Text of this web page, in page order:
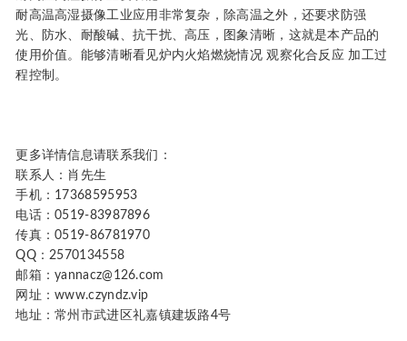
耐高温高湿摄像工业应用非常复杂，除高温之外，还要求防强
光、防水、耐酸碱、抗干扰、高压，图象清晰，这就是本产品的
使用价值。能够清晰看见炉内火焰燃烧情况 观察化合反应 加工过
程控制。
更多详情信息请联系我们：
联系人：肖先生
手机：17368595953
电话：0519-83987896
传真：0519-86781970
QQ：2570134558
邮箱：yannacz@126.com
网址：www.czyndz.vip
地址：常州市武进区礼嘉镇建坂路4号